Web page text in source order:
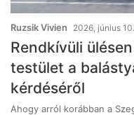
Ruzsik Vivien 2026, június
Rendkívüli
testület a
kérdéséről
Ahogy arról korábban a